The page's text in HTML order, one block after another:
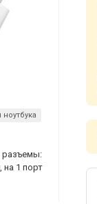
ноутбука
разъемы:
на 1 порт